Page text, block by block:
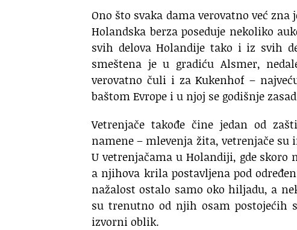
Ono što svaka dama verovatno već
Holandska berza poseduje nekoliko
svih delova Holandije tako i iz svih
smeštena je u gradiću Alsmer,
verovatno čuli i za Kukenhof –
baštom Evrope i u njoj se godišnje
Vetrenjače takođe čine jedan od
namene – mlevenja žita, vetrenjače
U vetrenjačama u Holandiji, gde
a njihova krila postavljena pod
nažalost ostalo samo oko hiljadu, a
su trenutno od njih osam postojećih
izvorni oblik.